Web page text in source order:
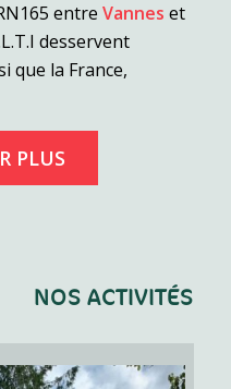
entre Vannes et
desservent
que la France,
PLUS
NOS ACTIVITÉS